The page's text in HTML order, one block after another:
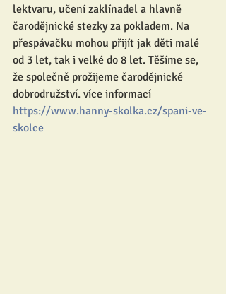
lektvaru, učení zaklínadel a hlavně
čarodějnické stezky za pokladem. Na
přespávačku mohou přijít jak děti malé
od 3 let, tak i velké do 8 let. Těšíme se,
že společně prožijeme čarodějnické
dobrodružství. více informací
https://www.hanny-skolka.cz/spani-ve-
skolce